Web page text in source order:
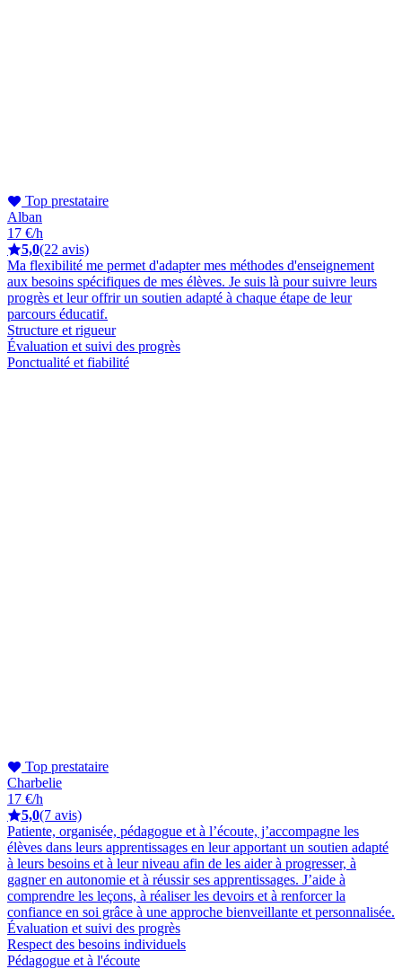
Top prestataire
Alban
17 €/h
5,0(22 avis)
Ma flexibilité me permet d'adapter mes méthodes d'enseignement
aux besoins spécifiques de mes élèves. Je suis là pour suivre leurs
progrès et leur offrir un soutien adapté à chaque étape de leur
parcours éducatif.
Structure et rigueur
Évaluation et suivi des progrès
Ponctualité et fiabilité
Top prestataire
Charbelie
17 €/h
5,0(7 avis)
Patiente, organisée, pédagogue et à l’écoute, j’accompagne les
élèves dans leurs apprentissages en leur apportant un soutien adapté
à leurs besoins et à leur niveau afin de les aider à progresser, à
gagner en autonomie et à réussir ses apprentissages. J’aide à
comprendre les leçons, à réaliser les devoirs et à renforcer la
confiance en soi grâce à une approche bienveillante et personnalisée.
Évaluation et suivi des progrès
Respect des besoins individuels
Pédagogue et à l'écoute